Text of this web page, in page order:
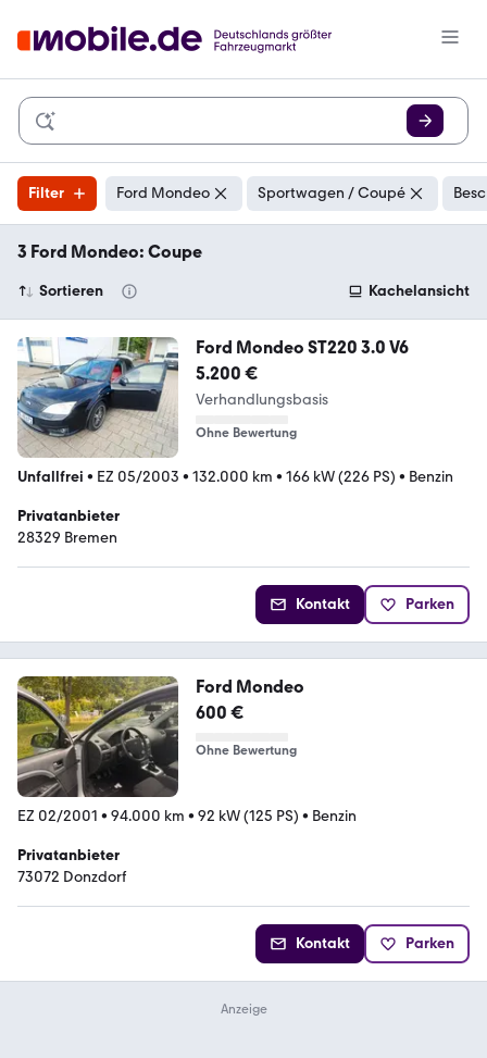
Filter Ford Mondeo Sportwagen / Coupé
3 Ford Mondeo: Coupe
Sortieren Kachelansicht
Ford Mondeo ST220 3.0 V6
5.200 €
Verhandlungsbasis
Ohne Bewertung
Unfallfrei • EZ 05/2003 • 132.000 km • 166 kW (226 PS) • Benzin
Privatanbieter
28329 Bremen
Kontakt Parken
Ford Mondeo
600 €
Ohne Bewertung
EZ 02/2001 • 94.000 km • 92 kW (125 PS) • Benzin
Privatanbieter
73072 Donzdorf
Kontakt Parken